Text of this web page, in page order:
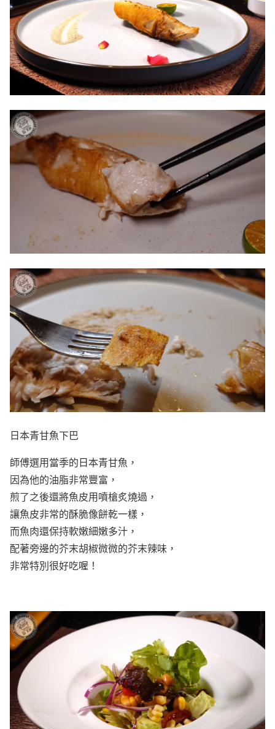
日本青甘魚下巴
師傅選用當季的日本青甘魚，
因為他的油脂非常豐富，
煎了之後還將魚皮用噴槍炙燒過，
讓魚皮非常的酥脆像餅乾一樣，
而魚肉還保持軟嫩細嫩多汁，
配著旁邊的芥末胡椒微微的芥末辣味，
非常特別很好吃喔！